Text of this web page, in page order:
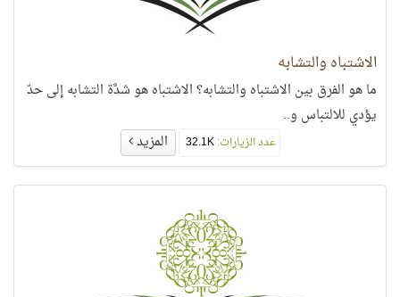
الاشتباه والتشابه
ما هو الفرق بين الاشتباه والتشابه؟ الاشتباه هو شدَّة التشابه إلى حدّ
يؤدي للالتباس و..
عدد الزيارات:32.1K المزيد